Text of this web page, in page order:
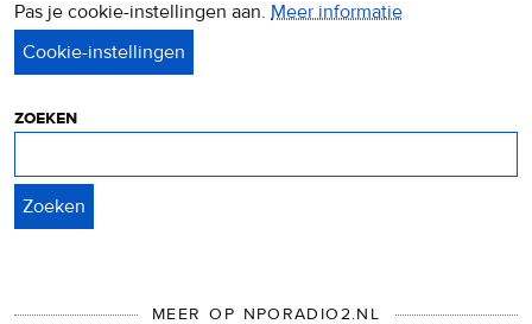
Pas je cookie-instellingen aan. Meer informatie
zoeken
MEER OP NPORADIO2.NL